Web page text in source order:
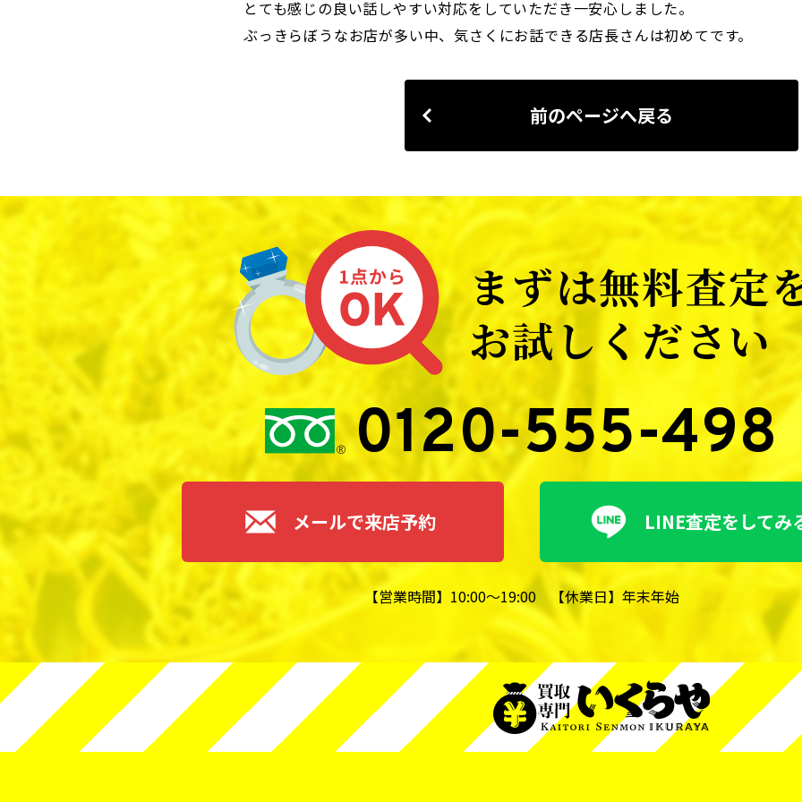
とても感じの良い話しやすい対応をしていただき一安心しました。
ぶっきらぼうなお店が多い中、気さくにお話できる店長さんは初めてです。
前のページへ戻る
まずは無料査定
お試しください
0120-555-498
メールで来店予約 LINE査定をしてみ
【営業時間】10:00～19:00 【休業日】年末年始